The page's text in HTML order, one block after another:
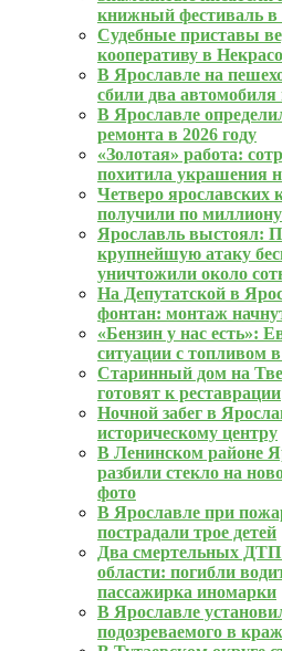
книжный фестиваль в
Судебные приставы
кооперативу в
В Ярославле на
сбили два автомобиля
В Ярославле
ремонта в 2026 году
«Золотая» работа:
похитила украшения
Четверо ярославских
получили по
Ярославль выстоял:
крупнейшую атаку
уничтожили около
На Депутатской в
фонтан: монтаж
«Бензин у нас есть»:
ситуации с топливом
Старинный дом на
готовят к реставрации
Ночной забег в
историческому центру
В Ленинском районе
разбили стекло на
фото
В Ярославле при
пострадали трое детей
Два смертельных ДТП
области: погибли
пассажирка иномарки
В Ярославле
подозреваемого в